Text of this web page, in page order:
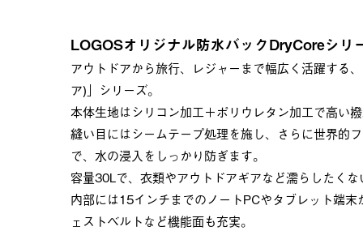
LOGOSオリジナル防水バックDryCoreシリ
アウトドアから旅行、レジャーまで幅広く活躍する
ア)」シリーズ。
本体生地はシリコン加工＋ポリウレタン加工で高い
縫い目にはシームテープ処理を施し、さらに世界的
で、水の浸入をしっかり防ぎます。
容量30Lで、衣類やアウトドアギアなど濡らしたく
内部には15インチまでのノートPCやタブレット端
ェストベルトなど機能面も充実。